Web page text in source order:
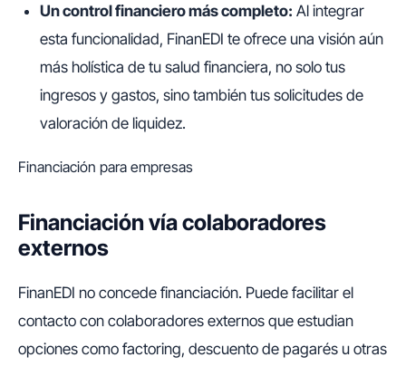
Un control financiero más completo: Al integrar
esta funcionalidad, FinanEDI te ofrece una visión aún
más holística de tu salud financiera, no solo tus
ingresos y gastos, sino también tus solicitudes de
valoración de liquidez.
Financiación para empresas
Financiación vía colaboradores
externos
FinanEDI no concede financiación. Puede facilitar el
contacto con colaboradores externos que estudian
opciones como factoring, descuento de pagarés u otras